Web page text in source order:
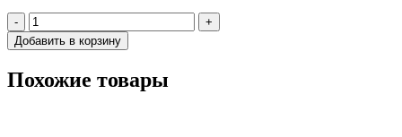
-
+
Добавить в корзину
Похожие товары